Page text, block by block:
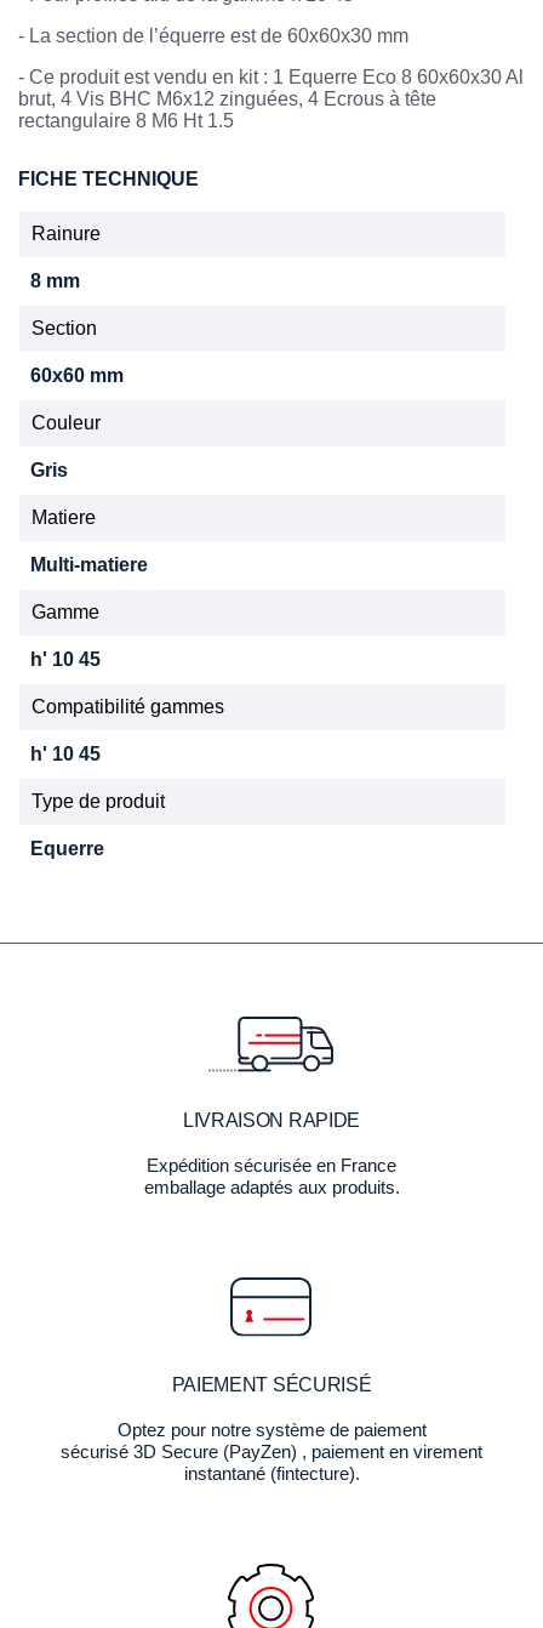
- La section de l’équerre est de 60x60x30 mm
- Ce produit est vendu en kit : 1 Equerre Eco 8 60x60x30 Al
brut, 4 Vis BHC M6x12 zinguées, 4 Ecrous à tête
rectangulaire 8 M6 Ht 1.5
FICHE TECHNIQUE
Rainure
8 mm
Section
60x60 mm
Couleur
Gris
Matiere
Multi-matiere
Gamme
h' 10 45
Compatibilité gammes
h' 10 45
Type de produit
Equerre
LIVRAISON RAPIDE
Expédition sécurisée en France
emballage adaptés aux produits.
PAIEMENT SÉCURISÉ
Optez pour notre système de paiement
sécurisé 3D Secure (PayZen) , paiement en virement
instantané (fintecture).